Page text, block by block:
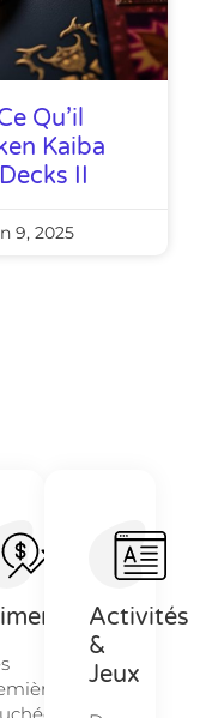
Qu’il
Kaiba
II
9, 2025
Activités
&
Jeux